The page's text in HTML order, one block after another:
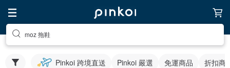
moz 拖鞋
Pinkoi 跨境直送 Pinkoi 嚴選 免運商品 折扣商